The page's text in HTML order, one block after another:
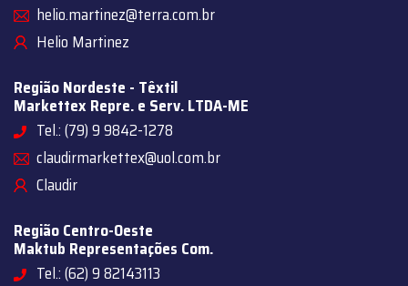
helio.martinez@terra.com.br
Helio Martinez
Região Nordeste - Têxtil
Markettex Repre. e Serv. LTDA-ME
Tel.: (79) 9 9842-1278
claudirmarkettex@uol.com.br
Claudir
Região Centro-Oeste
Maktub Representações Com.
Tel.: (62) 9 82143113